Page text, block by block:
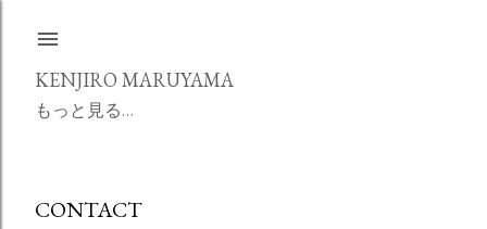
スキップしてメイン コンテンツに移動
KENJIRO MARUYAMA
もっと見る…
CONTACT